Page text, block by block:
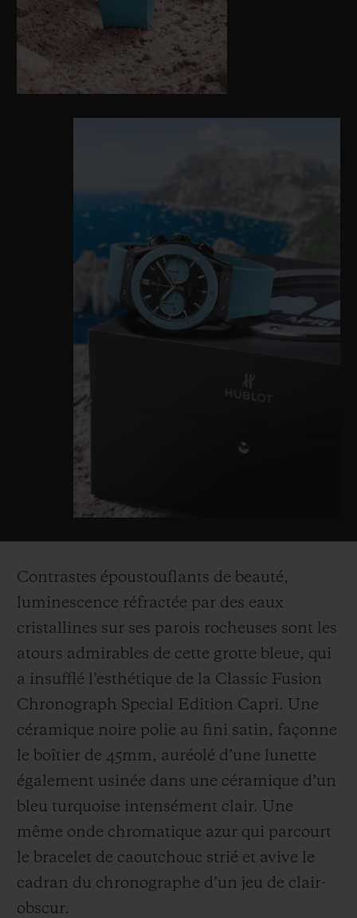
Contrastes époustouflants de beauté,
luminescence réfractée par des eaux
cristallines sur ses parois rocheuses sont les
atours admirables de cette grotte bleue, qui
a insufflé l’esthétique de la Classic Fusion
Chronograph Special Edition Capri. Une
céramique noire polie au fini satin, façonne
le boîtier de 45mm, auréolé d’une lunette
également usinée dans une céramique d’un
bleu turquoise intensément clair. Une
même onde chromatique azur qui parcourt
le bracelet de caoutchouc strié et avive le
cadran du chronographe d’un jeu de clair-
obscur.